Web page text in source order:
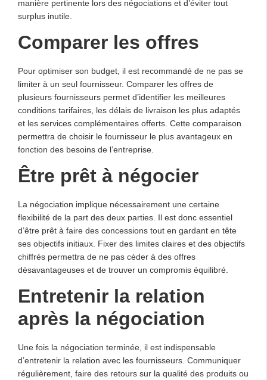
manière pertinente lors des négociations et d’éviter tout
surplus inutile.
Comparer les offres
Pour optimiser son budget, il est recommandé de ne pas se
limiter à un seul fournisseur. Comparer les offres de
plusieurs fournisseurs permet d’identifier les meilleures
conditions tarifaires, les délais de livraison les plus adaptés
et les services complémentaires offerts. Cette comparaison
permettra de choisir le fournisseur le plus avantageux en
fonction des besoins de l’entreprise.
Être prêt à négocier
La négociation implique nécessairement une certaine
flexibilité de la part des deux parties. Il est donc essentiel
d’être prêt à faire des concessions tout en gardant en tête
ses objectifs initiaux. Fixer des limites claires et des objectifs
chiffrés permettra de ne pas céder à des offres
désavantageuses et de trouver un compromis équilibré.
Entretenir la relation
après la négociation
Une fois la négociation terminée, il est indispensable
d’entretenir la relation avec les fournisseurs. Communiquer
régulièrement, faire des retours sur la qualité des produits ou